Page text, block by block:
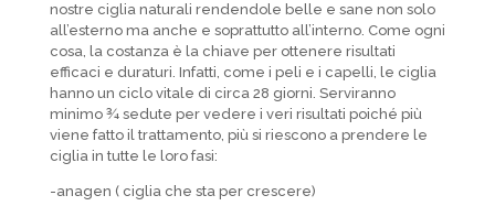
nostre ciglia naturali rendendole belle e sane non solo
all’esterno ma anche e soprattutto all’interno. Come ogni
cosa, la costanza è la chiave per ottenere risultati
efficaci e duraturi. Infatti, come i peli e i capelli, le ciglia
hanno un ciclo vitale di circa 28 giorni. Serviranno
minimo ¾ sedute per vedere i veri risultati poiché più
viene fatto il trattamento, più si riescono a prendere le
ciglia in tutte le loro fasi:
-anagen ( ciglia che sta per crescere)